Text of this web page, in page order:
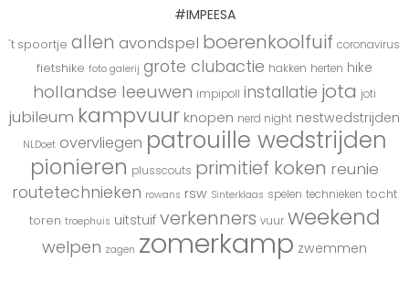
#IMPEESA
't spoortje allen avondspel boerenkoolfuif coronavirus
fietshike foto galerij grote clubactie hakken herten hike
hollandse leeuwen impipoll installatie jota joti
jubileum kampvuur knopen nerd night nestwedstrijden
NLDoet overvliegen patrouille wedstrijden
pionieren plusscouts primitief koken reunie
routetechnieken rowans rsw Sinterklaas spelen technieken tocht
toren troephuis uitstuif verkenners vuur weekend
welpen zagen zomerkamp zwemmen